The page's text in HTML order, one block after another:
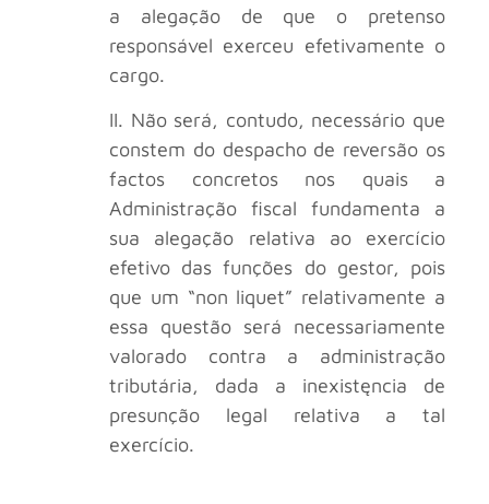
a alegação de que o pretenso
responsável exerceu efetivamente o
cargo.
II. Não será, contudo, necessário que
constem do despacho de reversão os
factos concretos nos quais a
Administração fiscal fundamenta a
sua alegação relativa ao exercício
efetivo das funções do gestor, pois
que um “non liquet” relativamente a
essa questão será necessariamente
valorado contra a administração
tributária, dada a inexistęncia de
presunção legal relativa a tal
exercício.